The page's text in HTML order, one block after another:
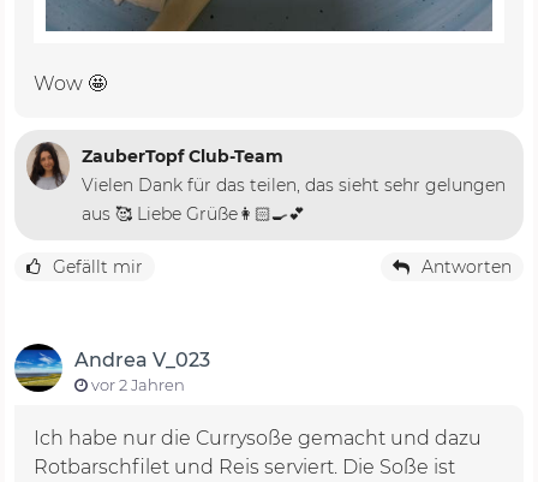
Wow 🤩
ZauberTopf Club-Team
Vielen Dank für das teilen, das sieht sehr gelungen
aus 🥰 Liebe Grüße👩🏻‍🍳💕
Gefällt mir Antworten
Andrea V_023
vor 2 Jahren
Ich habe nur die Currysoße gemacht und dazu
Rotbarschfilet und Reis serviert. Die Soße ist